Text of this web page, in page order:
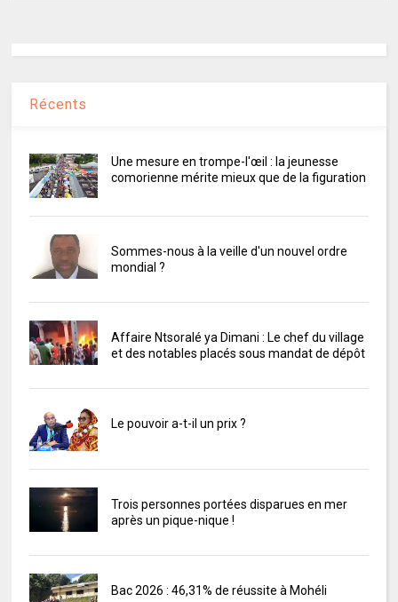
Récents
Une mesure en trompe-l'œil : la jeunesse
comorienne mérite mieux que de la figuration
Sommes-nous à la veille d'un nouvel ordre
mondial ?
Affaire Ntsoralé ya Dimani : Le chef du village
et des notables placés sous mandat de dépôt
Le pouvoir a-t-il un prix ?
Trois personnes portées disparues en mer
après un pique-nique !
Bac 2026 : 46,31% de réussite à Mohéli